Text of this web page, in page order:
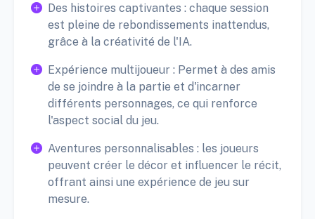
Des histoires captivantes : chaque session
est pleine de rebondissements inattendus,
grâce à la créativité de l'IA.
Expérience multijoueur : Permet à des amis
de se joindre à la partie et d'incarner
différents personnages, ce qui renforce
l'aspect social du jeu.
Aventures personnalisables : les joueurs
peuvent créer le décor et influencer le récit,
offrant ainsi une expérience de jeu sur
mesure.